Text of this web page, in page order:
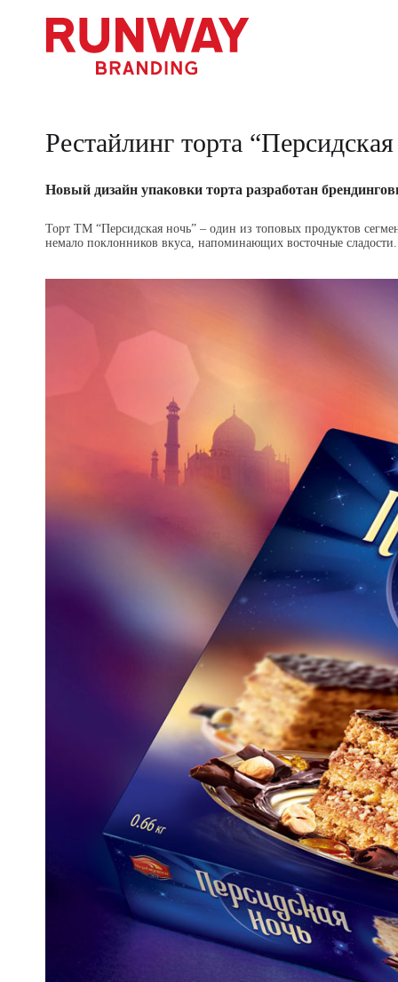
Рестайлинг торта
Новый дизайн упаковки торта разработан
Торт ТМ “Персидская ночь” – один из топовых продуктов
немало поклонников вкуса, напоминающих восточные сладости.